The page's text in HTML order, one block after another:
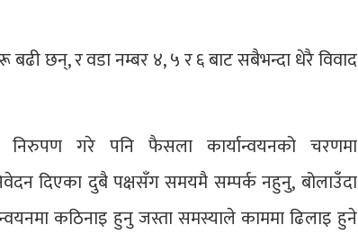
छन्, र वडा नम्बर ४, ५ र ६ बाट सबैभन्दा धेरै विवाद
निरुपण गरे पनि फैसला कार्यान्वयनको चरणमा
दिएका दुबै पक्षसँग समयमै सम्पर्क नहुनु, बोलाउँदा
कठिनाइ हुनु जस्ता समस्याले काममा ढिलाइ हुने